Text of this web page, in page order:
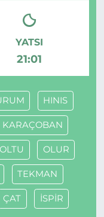
YATSI
21:01
HINIS
KARAÇOBAN
OLTU OLUR
TEKMAN
ÇAT İSPİR